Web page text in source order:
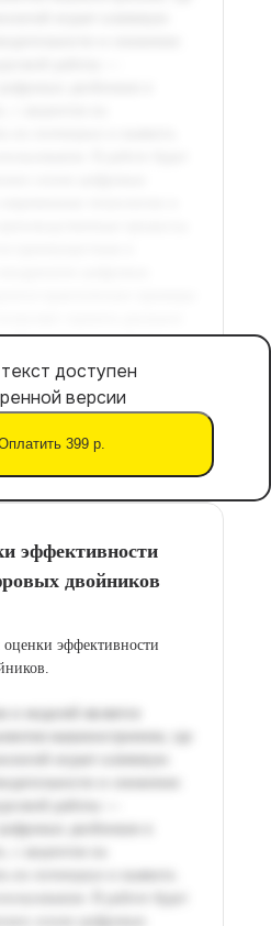
текст доступен
версии
399 р.
эффективности
двойников
эффективности